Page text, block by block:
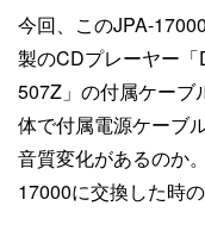
今回、このJPA-
製のCDプレーヤー
507Z」の付属ケーブ
体で付属電源ケーブ
音質変化があるのか
17000に交換した時